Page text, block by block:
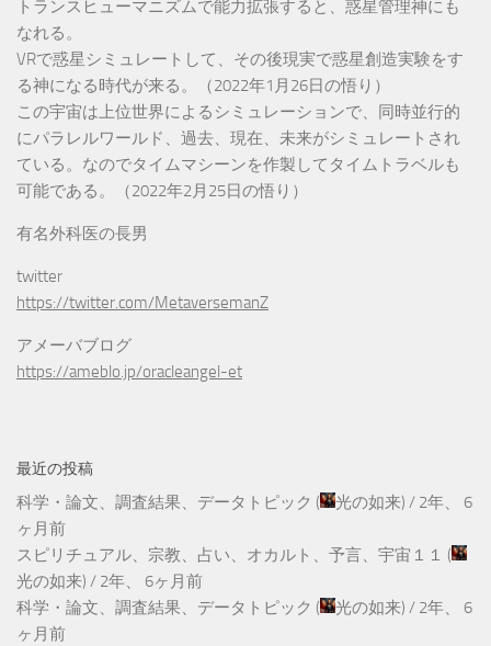
トランスヒューマニズムで能力拡張すると、惑星管理神にも
なれる。
VRで惑星シミュレートして、その後現実で惑星創造実験をす
る神になる時代が来る。（2022年1月26日の悟り）
この宇宙は上位世界によるシミュレーションで、同時並行的
にパラレルワールド、過去、現在、未来がシミュレートされ
ている。なのでタイムマシーンを作製してタイムトラベルも
可能である。（2022年2月25日の悟り）
有名外科医の長男
twitter
https://twitter.com/MetaversemanZ
アメーバブログ
https://ameblo.jp/oracleangel-et
最近の投稿
科学・論文、調査結果、データトピック ( 光の如来) / 2年、 6
ヶ月前
スピリチュアル、宗教、占い、オカルト、予言、宇宙１１ (
光の如来) / 2年、 6ヶ月前
科学・論文、調査結果、データトピック ( 光の如来) / 2年、 6
ヶ月前